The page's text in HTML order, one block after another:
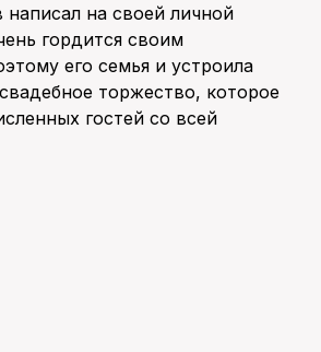
на своей личной
гордится своим
его семья и устроила
торжество, которое
гостей со всей